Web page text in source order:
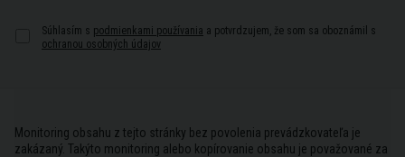
Súhlasím s podmienkami používania a potvrdzujem, že som sa oboznámil s
ochranou osobných údajov
Monitoring obsahu z tejto stránky bez povolenia prevádzkovateľa je
zakázaný. Takýto monitoring alebo kopírovanie obsahu je považované za